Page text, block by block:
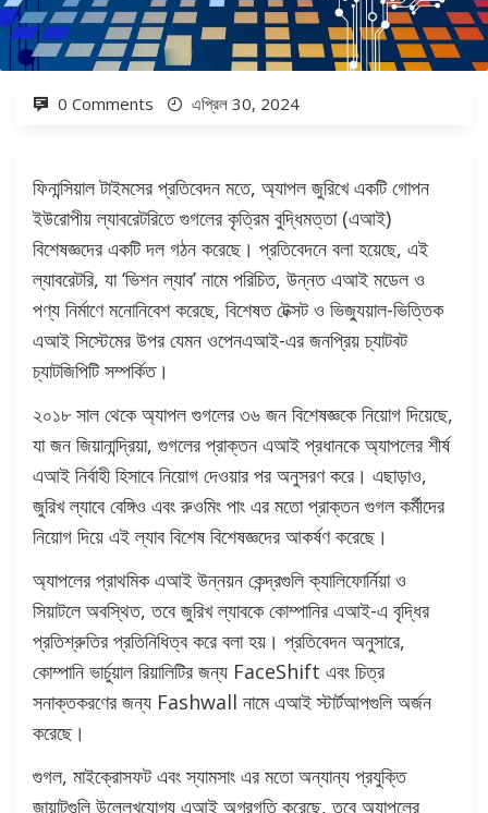
0 Comments এপ্রিল 30, 2024
ফিনান্সিয়াল টাইমসের প্রতিবেদন মতে, অ্যাপল জুরিখে একটি গোপন
ইউরোপীয় ল্যাবরেটরিতে গুগলের কৃত্রিম বুদ্ধিমত্তা (এআই)
বিশেষজ্ঞদের একটি দল গঠন করেছে। প্রতিবেদনে বলা হয়েছে, এই
ল্যাবরেটরি, যা ‘ভিশন ল্যাব’ নামে পরিচিত, উন্নত এআই মডেল ও
পণ্য নির্মাণে মনোনিবেশ করেছে, বিশেষত টেক্সট ও ভিজ্যুয়াল-ভিত্তিক
এআই সিস্টেমের উপর যেমন ওপেনএআই-এর জনপ্রিয় চ্যাটবট
চ্যাটজিপিটি সম্পর্কিত।
২০১৮ সাল থেকে অ্যাপল গুগলের ৩৬ জন বিশেষজ্ঞকে নিয়োগ দিয়েছে,
যা জন জিয়ানান্দ্রিয়া, গুগলের প্রাক্তন এআই প্রধানকে অ্যাপলের শীর্ষ
এআই নির্বাহী হিসাবে নিয়োগ দেওয়ার পর অনুসরণ করে। এছাড়াও,
জুরিখ ল্যাবে বেঙ্গিও এবং রুওমিং পাং এর মতো প্রাক্তন গুগল কর্মীদের
নিয়োগ দিয়ে এই ল্যাব বিশেষ বিশেষজ্ঞদের আকর্ষণ করেছে।
অ্যাপলের প্রাথমিক এআই উন্নয়ন কেন্দ্রগুলি ক্যালিফোর্নিয়া ও
সিয়াটলে অবস্থিত, তবে জুরিখ ল্যাবকে কোম্পানির এআই-এ বৃদ্ধির
প্রতিশ্রুতির প্রতিনিধিত্ব করে বলা হয়। প্রতিবেদন অনুসারে,
কোম্পানি ভার্চুয়াল রিয়ালিটির জন্য FaceShift এবং চিত্র
সনাক্তকরণের জন্য Fashwall নামে এআই স্টার্টআপগুলি অর্জন
করেছে।
গুগল, মাইক্রোসফট এবং স্যামসাং এর মতো অন্যান্য প্রযুক্তি
জায়ান্টগুলি উল্লেখযোগ্য এআই অগ্রগতি করেছে, তবে অ্যাপলের